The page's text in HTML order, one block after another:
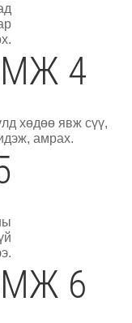
4
хөдөө явж сүү,
амрах.
6